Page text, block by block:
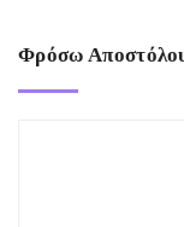
Φρόσω